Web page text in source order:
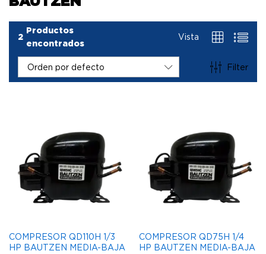
2
Productos
encontrados
Vista
Filter
Orden por defecto
COMPRESOR QD110H 1/3
HP BAUTZEN MEDIA-BAJA
COMPRESOR QD75H 1/4
HP BAUTZEN MEDIA-BAJA